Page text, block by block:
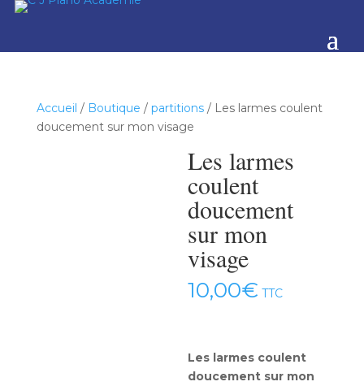
Accueil / Boutique / partitions/ Les larmes coulent
doucement sur mon visage
Les larmes
coulent
doucement
sur mon
visage
10,00€ TTC
Les larmes coulent
doucement sur mon